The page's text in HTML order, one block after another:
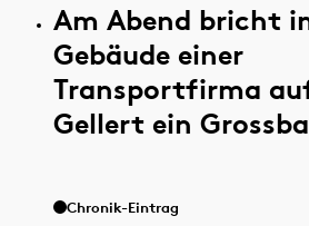
Am Abend bricht
Gebäude einer
Transportfirma
Gellert ein
Chronik-Eintrag